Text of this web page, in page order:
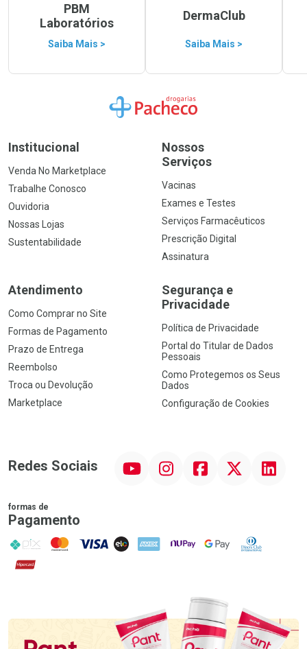
PBM
Laboratórios
Saiba Mais >
DermaClub
Saiba Mais >
Ir para a Home
Institucional
Venda No Marketplace
Trabalhe Conosco
Ouvidoria
Nossas Lojas
Sustentabilidade
Nossos
Serviços
Vacinas
Exames e Testes
Serviços Farmacêuticos
Prescrição Digital
Assinatura
Atendimento
Como Comprar no Site
Formas de Pagamento
Prazo de Entrega
Reembolso
Troca ou Devolução
Marketplace
Segurança e
Privacidade
Política de Privacidade
Portal do Titular de Dados
Pessoais
Como Protegemos os Seus
Dados
Configuração de Cookies
Redes Sociais InstagramFacebookTwitter Linkedin
formas de
Pagamento
PIX MasterCard
VISA ELO AMEX NuPay Google PayDiners Club
Hipercard
Promoção em Destaque